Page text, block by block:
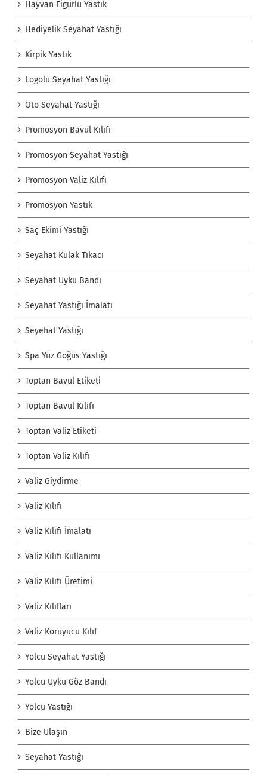
Hayvan Figürlü Yastık
Hediyelik Seyahat Yastığı
Kirpik Yastık
Logolu Seyahat Yastığı
Oto Seyahat Yastığı
Promosyon Bavul Kılıfı
Promosyon Seyahat Yastığı
Promosyon Valiz Kılıfı
Promosyon Yastık
Saç Ekimi Yastığı
Seyahat Kulak Tıkacı
Seyahat Uyku Bandı
Seyahat Yastığı İmalatı
Seyehat Yastığı
Spa Yüz Göğüs Yastığı
Toptan Bavul Etiketi
Toptan Bavul Kılıfı
Toptan Valiz Etiketi
Toptan Valiz Kılıfı
Valiz Giydirme
Valiz Kılıfı
Valiz Kılıfı İmalatı
Valiz Kılıfı Kullanımı
Valiz Kılıfı Üretimi
Valiz Kılıfları
Valiz Koruyucu Kılıf
Yolcu Seyahat Yastığı
Yolcu Uyku Göz Bandı
Yolcu Yastığı
Bize Ulaşın
Seyahat Yastığı